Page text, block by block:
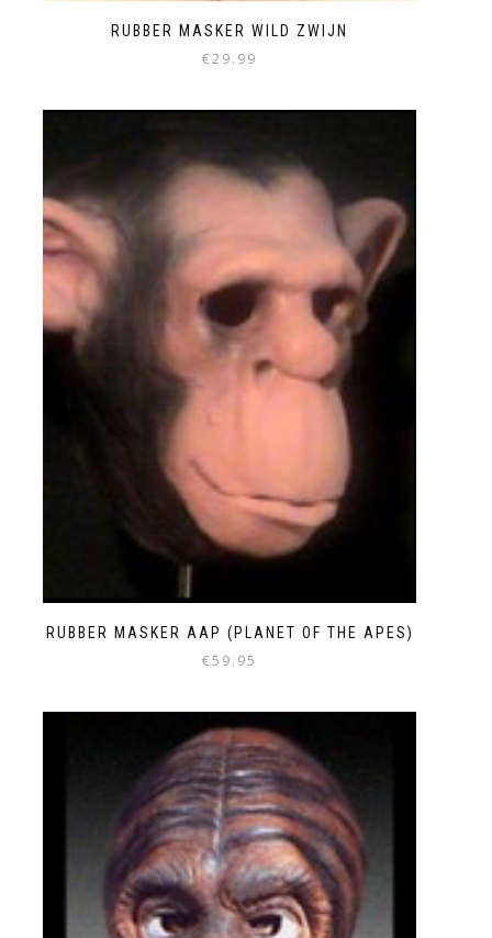
RUBBER MASKER WILD ZWIJN
€29.99
RUBBER MASKER AAP (PLANET OF THE APES)
€59.95